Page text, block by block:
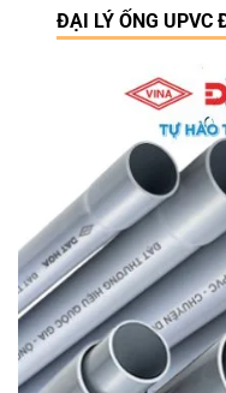
ĐẠI LÝ ỐNG UPVC